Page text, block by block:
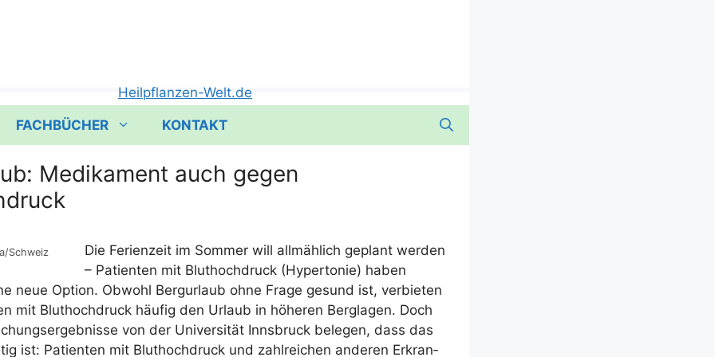
FACHBÜCHER KONTAKT
Medikament auch gegen
​Schweiz
Die Feri­en­zeit im Som­mer will all­mäh­lich geplant wer­den
– Pati­en­ten mit Blut­hoch­druck (Hyper­to­nie) haben
neue Opti­on. Obwohl Berg­ur­laub ohne Fra­ge gesund ist, ver­bie­ten
mit Blut­hoch­druck häu­fig den Urlaub in höhe­ren Berg­la­gen. Doch
von der Uni­ver­si­tät Inns­bruck bele­gen, dass das
ist: Pati­en­ten mit Blut­hoch­druck und zahl­rei­chen ande­ren Erkran­